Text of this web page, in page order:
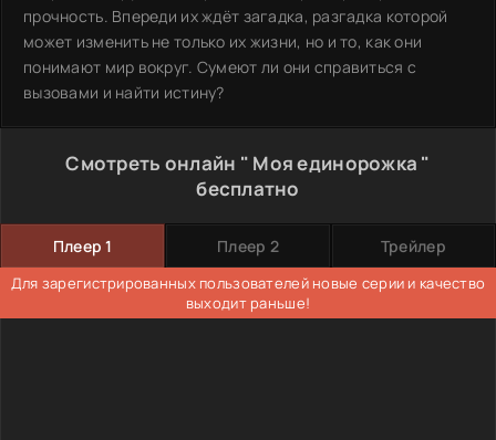
прочность. Впереди их ждёт загадка, разгадка которой
может изменить не только их жизни, но и то, как они
понимают мир вокруг. Сумеют ли они справиться с
вызовами и найти истину?
Смотреть онлайн " Моя единорожка "
бесплатно
Плеер 1 Плеер 2 Трейлер
Для зарегистрированных пользователей новые серии и качество
выходит раньше!